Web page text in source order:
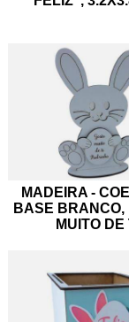
MADEIRA -
BASE BRANCO,
MUITO DE